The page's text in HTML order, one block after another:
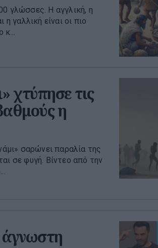
γλώσσες. Η αγγλική, η
η γαλλική είναι οι πιο
χτύπησε τις
η
σαρώνει παραλία της
σε φυγή. Βίντεο από την